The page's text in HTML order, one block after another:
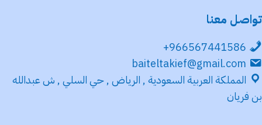
تواصل معنا
966567441586+
baiteltakief@gmail.com
المملكة العربية السعودية , الرياض , حي السلي , ش عبدالله
بن فريان